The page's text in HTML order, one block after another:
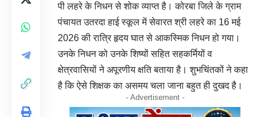
पी लहरे के निधन से शोक व्याप्त है। कोरबा जिले के ग्राम
पंचायत उतरदा हाई स्कूल में सेवारत श्री लहरे का 16 मई
2026 की रात्रि हृदय घात से आकस्मिक निधन हो गया।
उनके निधन को उनके शिष्यों सहित सहकर्मियों व
क्षेत्रवासियों ने अपूरणीय क्षति बताया है। शुभचिंतकों ने कहा
है कि ऐसे शिक्षक का असमय चला जाना बहुत ही दुखद है।
- Advertisement -